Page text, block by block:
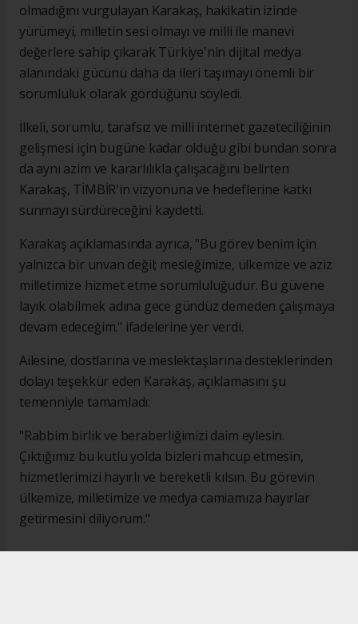
olmadığını vurgulayan Karakaş, hakikatin izinde
yürümeyi, milletin sesi olmayı ve milli ile manevi
değerlere sahip çıkarak Türkiye'nin dijital medya
alanındaki gücünü daha da ileri taşımayı önemli bir
sorumluluk olarak gördüğünü söyledi.
İlkeli, sorumlu, tarafsız ve milli internet gazeteciliğinin
gelişmesi için bugüne kadar olduğu gibi bundan sonra
da aynı azim ve kararlılıkla çalışacağını belirten
Karakaş, TİMBİR'in vizyonuna ve hedeflerine katkı
sunmayı sürdüreceğini kaydetti.
Karakaş açıklamasında ayrıca, "Bu görev benim için
yalnızca bir unvan değil; mesleğimize, ülkemize ve aziz
milletimize hizmet etme sorumluluğudur. Bu güvene
layık olabilmek adına gece gündüz demeden çalışmaya
devam edeceğim." ifadelerine yer verdi.
Ailesine, dostlarına ve meslektaşlarına desteklerinden
dolayı teşekkür eden Karakaş, açıklamasını şu
temenniyle tamamladı:
"Rabbim birlik ve beraberliğimizi daim eylesin.
Çıktığımız bu kutlu yolda bizleri mahcup etmesin,
hizmetlerimizi hayırlı ve bereketli kılsın. Bu görevin
ülkemize, milletimize ve medya camiamıza hayırlar
getirmesini diliyorum."